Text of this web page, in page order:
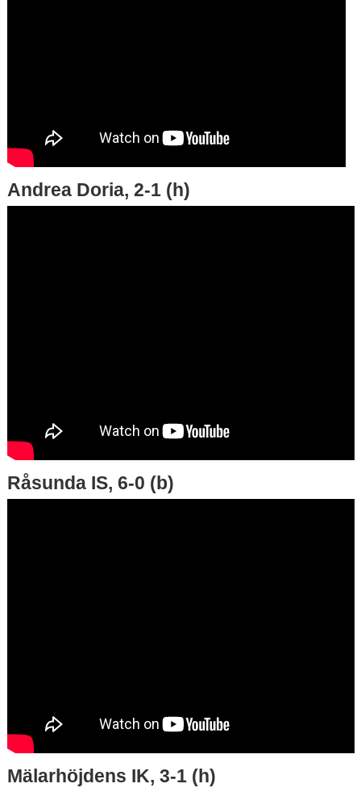
Andrea Doria, 2-1 (h)
Råsunda IS, 6-0 (b)
Mälarhöjdens IK, 3-1 (h)